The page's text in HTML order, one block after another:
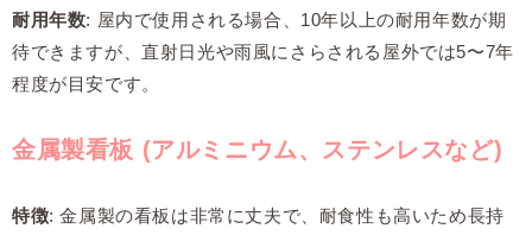
耐用年数: 屋内で使用される場合、10年以上の耐用年数が期
待できますが、直射日光や雨風にさらされる屋外では5〜7年
程度が目安です。
金属製看板 (アルミニウム、ステンレスなど)
特徴: 金属製の看板は非常に丈夫で、耐食性も高いため長持